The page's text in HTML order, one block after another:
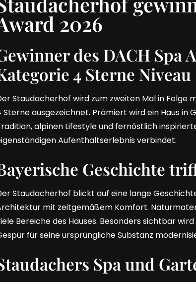
2026
des DACH Spa
4 Sterne Niveau
Staudacherhof wird zum zweiten Mal in Folge
Sterne ausgezeichnet. Prämiert wird ein Haus
alpinen Lifestyle und fernöstlich
Aufenthaltserlebnis verbindet.
Geschichte
Staudacherhof blickt auf eine lange
mit zeitgemäßem Komfort.
Bereiche des Hauses. Besonders sichtbar
für seine ursprüngliche Substanz
Spa und